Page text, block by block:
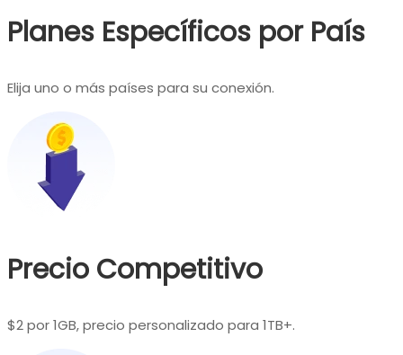
Planes Específicos por País
Elija uno o más países para su conexión.
Precio Competitivo
$2 por 1GB, precio personalizado para 1TB+.